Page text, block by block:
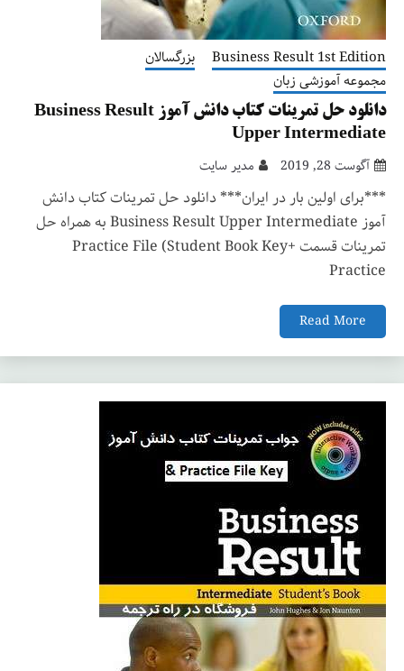
Business Result 1st Edition
بزرگسالان
مجموعه آموزشی زبان
دانلود حل تمرینات کتاب دانش آموز Business Result
Upper Intermediate
آگوست 28, 2019 مدیر سایت
***برای اولین بار در ایران*** دانلود حل تمرینات کتاب دانش
آموز Business Result Upper Intermediate به همراه حل
تمرینات قسمت Practice File (Student Book Key+
Practice
Read More